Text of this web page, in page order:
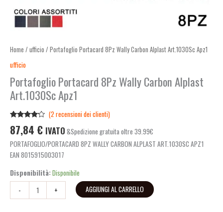
Home / ufficio / Portafoglio Portacard 8Pz Wally Carbon Alplast Art.1030Sc Apz1
ufficio
Portafoglio Portacard 8Pz Wally Carbon Alplast
Art.1030Sc Apz1
4.00 su
5 su
base di
(2 recensioni dei clienti)
87,84 € IVATO &Spedizione gratuita oltre 39.99€
PORTAFOGLIO/PORTACARD 8PZ WALLY CARBON ALPLAST ART.1030SC APZ1
EAN 8015915003017
Disponibilità:Disponibile
-
+ AGGIUNGI AL CARRELLO